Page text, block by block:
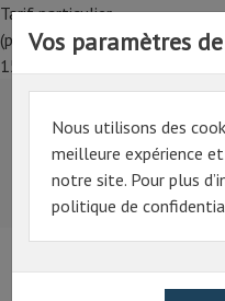
Tarif particulier,
(professionnel, connectez-
15%)
(professionnel,
07 69 94 13 47
Vos paramètres
Nous utilisons des
meilleure expérience
notre site. Pour plus
politique de